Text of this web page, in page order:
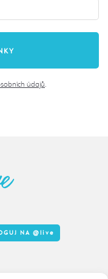
údajů
NA @live